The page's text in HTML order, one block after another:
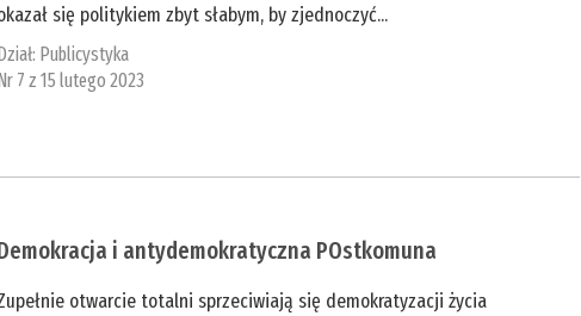
się politykiem zbyt słabym, by zjednoczyć...
Dział: Publicystyka
Nr 7 z 15 lutego 2023
i antydemokratyczna POstkomuna
otwarcie totalni sprzeciwiają się demokratyzacji życia